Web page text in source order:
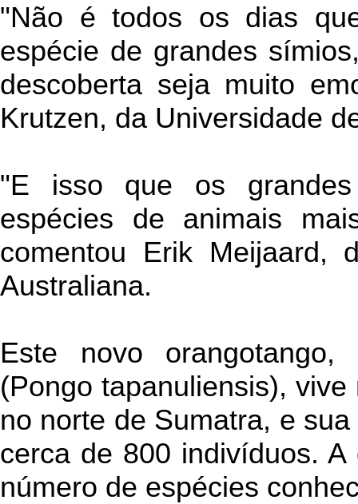
"Não é todos os dias
espécie de grandes
descoberta seja muito
Krutzen, da Universidade
"E isso que os
espécies de animais
comentou Erik Meijaard,
Australiana.
Este novo orangotango,
(Pongo tapanuliensis),
no norte de Sumatra, e
cerca de 800 indivíduos.
número de espécies